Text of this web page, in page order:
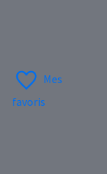
Mes
favoris